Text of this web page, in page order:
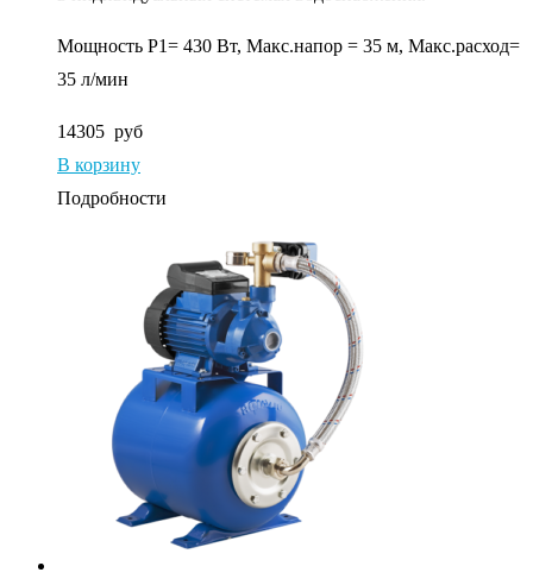
Мощность P1= 430 Вт, Макс.напор = 35 м, Макс.расход=
35 л/мин
14305 руб
В корзину
Подробности